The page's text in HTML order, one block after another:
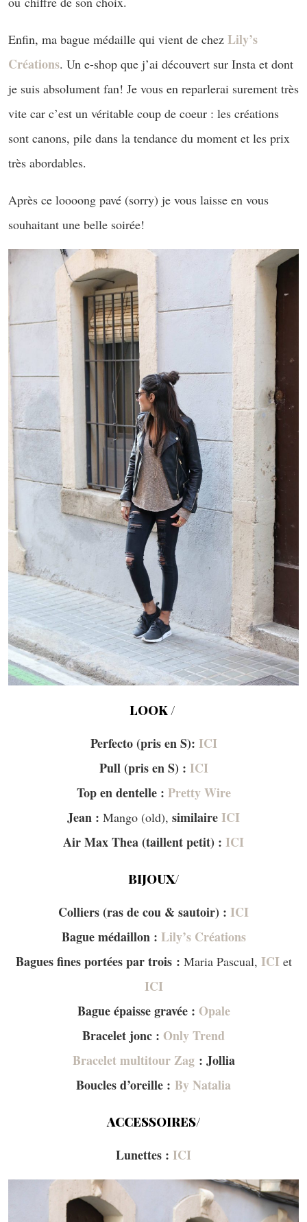
Enfin, ma bague médaille qui vient de chez Lily’s
Créations. Un e-shop que j’ai découvert sur Insta et dont
je suis absolument fan! Je vous en reparlerai surement très
vite car c’est un véritable coup de coeur : les créations
sont canons, pile dans la tendance du moment et les prix
très abordables.
Après ce loooong pavé (sorry) je vous laisse en vous
souhaitant une belle soirée!
LOOK /
Perfecto (pris en S): ICI
Pull (pris en S) : ICI
Top en dentelle : Pretty Wire
Jean : Mango (old), similaireICI
Air Max Thea (taillent petit) : ICI
BIJOUX/
Colliers (ras de cou & sautoir) : ICI
Bague médaillon : Lily’s Créations
Bagues fines portées par trois : Maria Pascual, ICI et
ICI
Bague épaisse gravée : Opale
Bracelet jonc : Only Trend
Bracelet multitour Zag: Jollia
Boucles d’oreille : By Natalia
ACCESSOIRES/
Lunettes : ICI